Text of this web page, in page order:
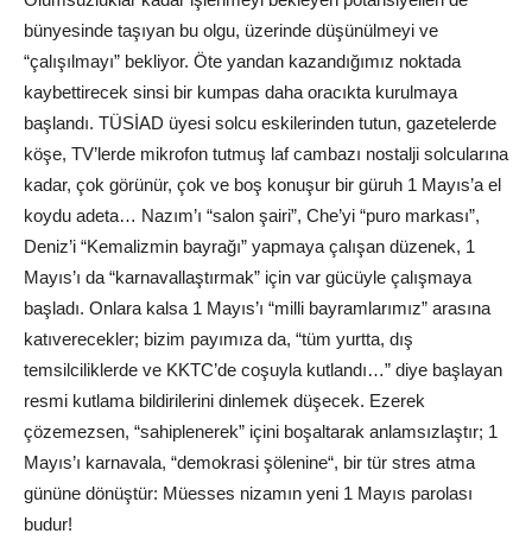
bünyesinde taşıyan bu olgu, üzerinde düşünülmeyi ve
“çalışılmayı” bekliyor. Öte yandan kazandığımız noktada
kaybettirecek sinsi bir kumpas daha oracıkta kurulmaya
başlandı. TÜSİAD üyesi solcu eskilerinden tutun, gazetelerde
köşe, TV’lerde mikrofon tutmuş laf cambazı nostalji solcularına
kadar, çok görünür, çok ve boş konuşur bir güruh 1 Mayıs’a el
koydu adeta… Nazım’ı “salon şairi”, Che’yi “puro markası”,
Deniz’i “Kemalizmin bayrağı” yapmaya çalışan düzenek, 1
Mayıs’ı da “karnavallaştırmak” için var gücüyle çalışmaya
başladı. Onlara kalsa 1 Mayıs’ı “milli bayramlarımız” arasına
katıverecekler; bizim payımıza da, “tüm yurtta, dış
temsilciliklerde ve KKTC’de coşuyla kutlandı…” diye başlayan
resmi kutlama bildirilerini dinlemek düşecek. Ezerek
çözemezsen, “sahiplenerek” içini boşaltarak anlamsızlaştır; 1
Mayıs’ı karnavala, “demokrasi şölenine“, bir tür stres atma
gününe dönüştür: Müesses nizamın yeni 1 Mayıs parolası
budur!